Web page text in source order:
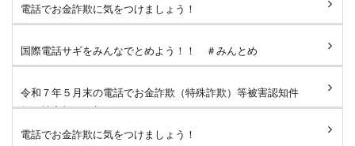
電話でお金詐欺に気をつけましょう！
国際電話サギをみんなでとめよう！！ ＃みんとめ
令和７年５月末の電話でお金詐欺（特殊詐欺）等被害認知件
数・被害額を更新しました。
電話でお金詐欺に気をつけましょう！